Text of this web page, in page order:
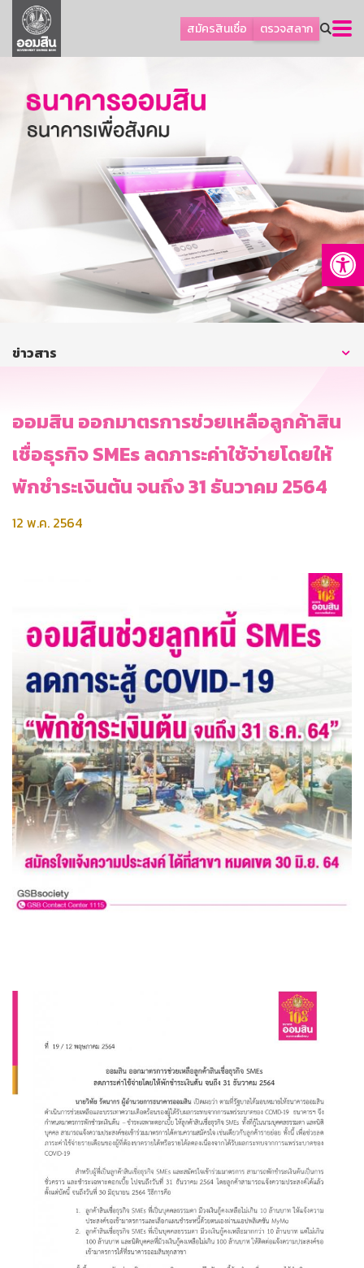
สมัครสินเชื่อ ตรวจสลาก
ลูกค้าธุรกิจ
ลูกค้าผู้ประกอบรายย่อย
ออมเพื่อสุข
เกี่ยวกับธนาคาร
การพัฒนาที่ยั่งยืน
บริการทางการเงิน
ติดต่อเรา
บริการออนไลน์
ข่าวสาร
ออมสิน ออกมาตรการช่วยเหลือลูกค้าสิน
เชื่อธุรกิจ SMEs ลดภาระค่าใช้จ่ายโดยให้
พักชำระเงินต้น จนถึง 31 ธันวาคม 2564
12 พ.ค. 2564